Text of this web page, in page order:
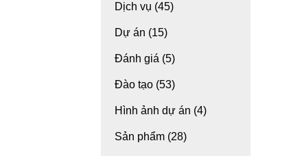
Dịch vụ (45)
Dự án (15)
Đánh giá (5)
Đào tạo (53)
Hình ảnh dự án (4)
Sản phẩm (28)